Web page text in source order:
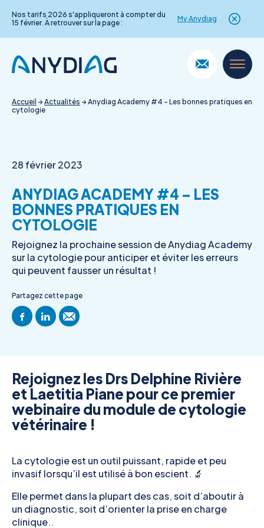
Nos tarifs 2026 s'appliqueront à compter du
15 février. À retrouver sur la page :
My Anydiag
content
Accueil →Actualités →Anydiag Academy #4 – Les bonnes pratiques en
cytologie
28 février 2023
ANYDIAG ACADEMY #4 – LES
BONNES PRATIQUES EN
CYTOLOGIE
Rejoignez la prochaine session de Anydiag Academy
sur la cytologie pour anticiper et éviter les erreurs
qui peuvent fausser un résultat !
Partagez cette page
Rejoignez les Drs Delphine Rivière
et Laetitia Piane pour ce premier
webinaire du module de cytologie
vétérinaire !
La cytologie est un outil puissant, rapide et peu
invasif lorsqu’il est utilisé à bon escient. 🔬
Elle permet dans la plupart des cas, soit d’aboutir à
un diagnostic, soit d’orienter la prise en charge
clinique..